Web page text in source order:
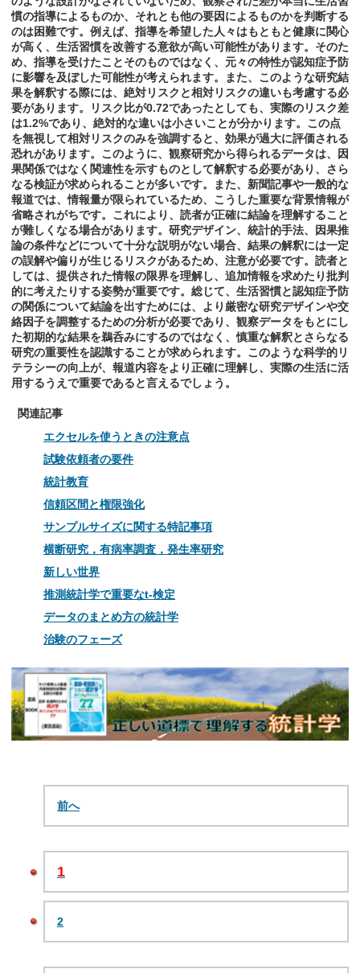
慣の指導によるものか、それとも他の要因によるものかを判断する
のは困難です。例えば、指導を希望した人々はもともと健康に関心
が高く、生活習慣を改善する意欲が高い可能性があります。そのた
め、指導を受けたことそのものではなく、元々の特性が認知症予防
に影響を及ぼした可能性が考えられます。また、このような研究結
果を解釈する際には、絶対リスクと相対リスクの違いも考慮する必
要があります。リスク比が0.72であったとしても、実際のリスク差
は1.2%であり、絶対的な違いは小さいことが分かります。この点
を無視して相対リスクのみを強調すると、効果が過大に評価される
恐れがあります。このように、観察研究から得られるデータは、因
果関係ではなく関連性を示すものとして解釈する必要があり、さら
なる検証が求められることが多いです。また、新聞記事や一般的な
報道では、情報量が限られているため、こうした重要な背景情報が
省略されがちです。これにより、読者が正確に結論を理解すること
が難しくなる場合があります。研究デザイン、統計的手法、因果推
論の条件などについて十分な説明がない場合、結果の解釈には一定
の誤解や偏りが生じるリスクがあるため、注意が必要です。読者と
しては、提供された情報の限界を理解し、追加情報を求めたり批判
的に考えたりする姿勢が重要です。総じて、生活習慣と認知症予防
の関係について結論を出すためには、より厳密な研究デザインや交
絡因子を調整するための分析が必要であり、観察データをもとにし
た初期的な結果を鵜呑みにするのではなく、慎重な解釈とさらなる
研究の重要性を認識することが求められます。このような科学的リ
テラシーの向上が、報道内容をより正確に理解し、実際の生活に活
用するうえで重要であると言えるでしょう。
関連記事
エクセルを使うときの注意点
試験依頼者の要件
統計教育
信頼区間と権限強化
サンプルサイズに関する特記事項
横断研究，有病率調査，発生率研究
新しい世界
推測統計学で重要なt-検定
データのまとめ方の統計学
治験のフェーズ
前へ
1
2